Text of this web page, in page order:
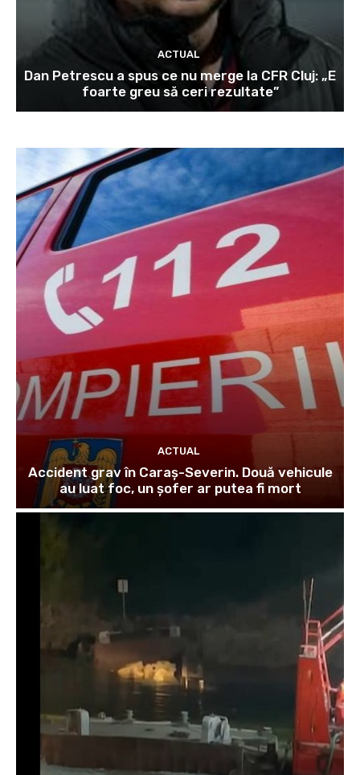
ACTUAL
Dan Petrescu a spus ce nu merge la CFR Cluj: „E
foarte greu să ceri rezultate”
ACTUAL
Accident grav în Caraș-Severin. Două vehicule
au luat foc, un șofer ar putea fi mort